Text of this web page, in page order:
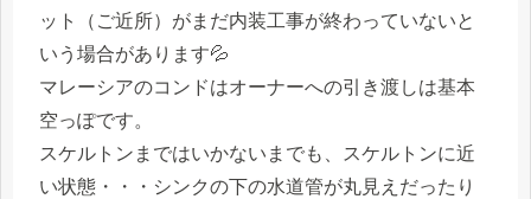
ット（ご近所）がまだ内装工事が終わっていないと
いう場合があります💦
マレーシアのコンドはオーナーへの引き渡しは基本
空っぽです。
スケルトンまではいかないまでも、スケルトンに近
い状態・・・シンクの下の水道管が丸見えだったり